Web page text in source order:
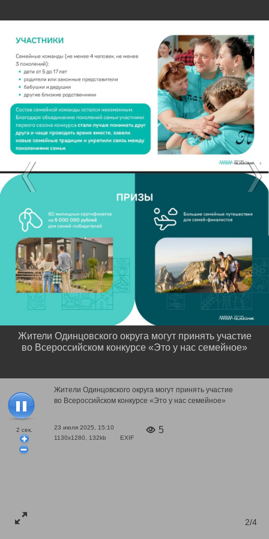
2 сек.
Жители Одинцовского округа могут принять участие
во Всероссийском конкурсе «Это у нас семейное»
23 июля 2025, 15:10
1130x1280, 132kb
EXIF
5
2/4
Жители Одинцовского округа могут принять участие
во Всероссийском конкурсе «Это у нас семейное»